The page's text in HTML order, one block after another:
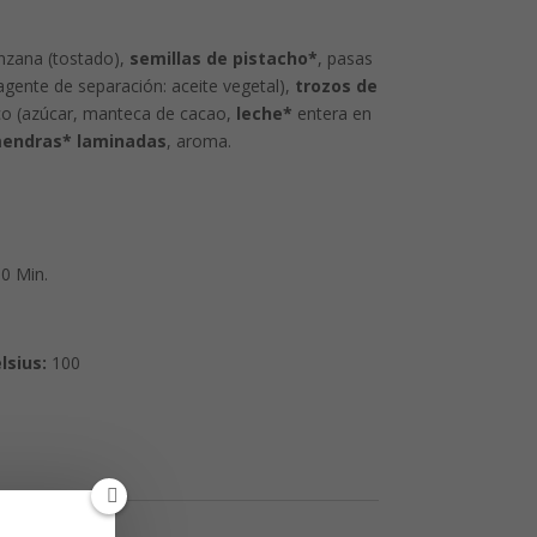
(tostado), semillas de pistacho*, pasas
de separación: aceite vegetal), trozos de
(azúcar, manteca de cacao, leche* entera en
laminadas, aroma.
Min.
100